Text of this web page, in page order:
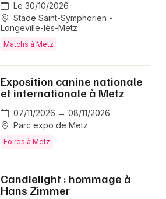
Le 30/10/2026
Stade Saint-Symphorien -
Longeville-lès-Metz
Matchs à Metz
Exposition canine nationale
et internationale à Metz
07/11/2026 → 08/11/2026
Parc expo de Metz
Foires à Metz
Candlelight : hommage à
Hans Zimmer